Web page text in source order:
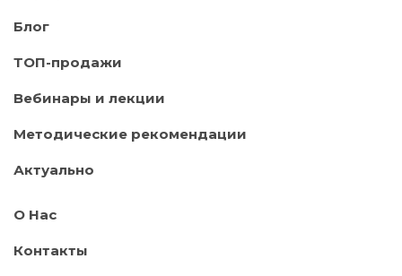
Блог
ТОП-продажи
Вебинары и лекции
Методические рекомендации
Актуально
О Нас
Контакты